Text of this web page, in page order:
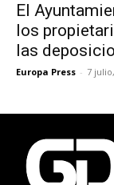
El
los
las
Europa Press - 7